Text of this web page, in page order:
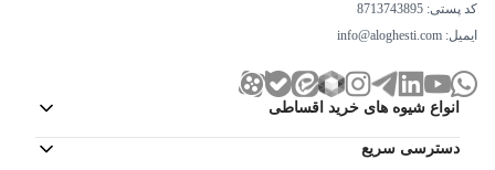
کد پستی: 8713743895
ایمیل: info@aloghesti.com
انواع شیوه های خرید اقساطی
دسترسی سریع